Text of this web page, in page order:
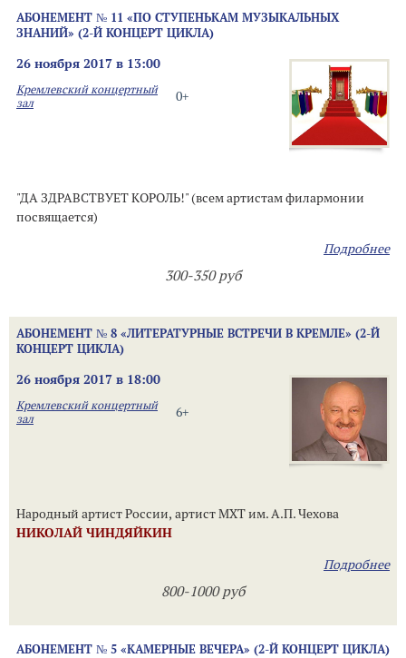
АБОНЕМЕНТ № 11 «ПО СТУПЕНЬКАМ МУЗЫКАЛЬНЫХ
ЗНАНИЙ» (2-Й КОНЦЕРТ ЦИКЛА)
26 ноября 2017 в 13:00
0+
Кремлевский концертный
зал
"ДА ЗДРАВСТВУЕТ КОРОЛЬ!" (всем артистам филармонии
посвящается)
Подробнее
300-350 руб
АБОНЕМЕНТ № 8 «ЛИТЕРАТУРНЫЕ ВСТРЕЧИ В КРЕМЛЕ» (2-Й
КОНЦЕРТ ЦИКЛА)
26 ноября 2017 в 18:00
6+
Кремлевский концертный
зал
Народный артист России, артист МХТ им. А.П. Чехова
НИКОЛАЙ ЧИНДЯЙКИН
Подробнее
800-1000 руб
АБОНЕМЕНТ № 5 «КАМЕРНЫЕ ВЕЧЕРА» (2-Й КОНЦЕРТ ЦИКЛА)